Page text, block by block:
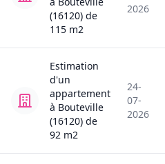
(16120) de
115 m2
2026
Estimation
d'un
appartement
à Bouteville
(16120) de
92 m2
24-
07-
2026